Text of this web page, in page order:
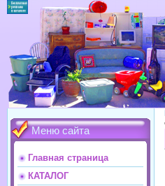
Меню сайта
Главная страница
КАТАЛОГ